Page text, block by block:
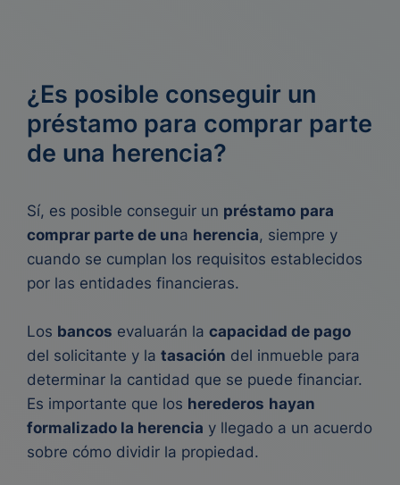
¿Es posible conseguir un
préstamo para comprar parte
de una herencia?
Sí, es posible conseguir un préstamo para
comprar parte de una herencia, siempre y
cuando se cumplan los requisitos establecidos
por las entidades financieras.
Los bancos evaluarán la capacidad de pago
del solicitante y la tasación del inmueble para
determinar la cantidad que se puede financiar.
Es importante que los herederos hayan
formalizado la herencia y llegado a un acuerdo
sobre cómo dividir la propiedad.